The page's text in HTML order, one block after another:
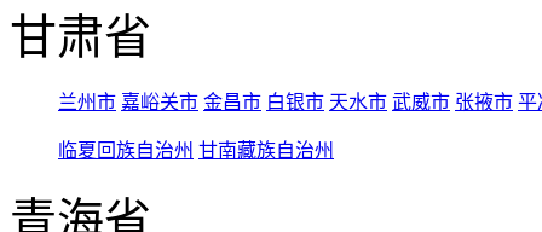
甘肃省
兰州市 嘉峪关市 金昌市 白银市 天水市 武威市 张掖市 平
临夏回族自治州 甘南藏族自治州
青海省